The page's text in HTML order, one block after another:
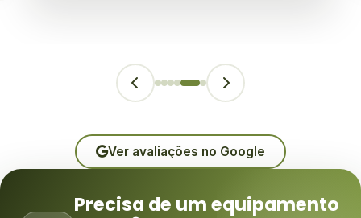
Ver avaliações no Google
Precisa de um equipamento